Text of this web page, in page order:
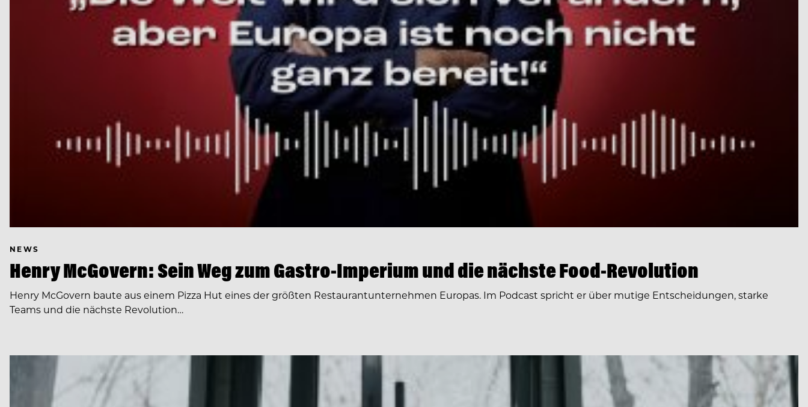
NEWS
Henry McGovern: Sein Weg zum Gastro-Imperium und die nächste Food-Revolution
Henry McGovern baute aus einem Pizza Hut eines der größten Restaurantunternehmen Europas. Im Podcast spricht er über mutige Entscheidungen, starke
Teams und die nächste Revolution…